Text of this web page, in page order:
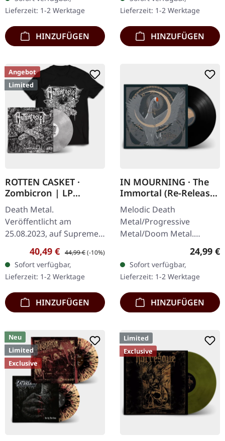
Jewelcase mit 8-seitigem
Booklet. Das dritte
Album…
Lieferzeit: 1-2 Werktage
HINZUFÜGEN
verschiedenen Releases in
einer noblen,…
Lieferzeit: 1-2 Werktage
HINZUFÜGEN
Angebot
Limited
ROTTEN CASKET ·
Zombicron | LP
BUNDLE
Death Metal.
Veröffentlicht am
25.08.2023, auf Supreme
Chaos Records.
EXKLUSIVES PREORDER
BUDNLE! Die ersten 50
nummerierten Exemplare
kommen mit…
Verkaufspreis:
40,49 € Regulärer Preis:
44,99 €(-10%)
Sofort verfügbar,
Lieferzeit: 1-2 Werktage
HINZUFÜGEN
IN MOURNING · The
Immortal (Re-Release)
| BLACK LP
Melodic Death
Metal/Progressive
Metal/Doom Metal.
27.03.2026, auf Supreme
Chaos Records.
Schwarzes Vinyl mit
Insert. Zweite Auflage…
24,99 €
Sofort verfügbar,
Lieferzeit: 1-2 Werktage
HINZUFÜGEN
Neu
Limited
Exclusive
Limited
Exclusive